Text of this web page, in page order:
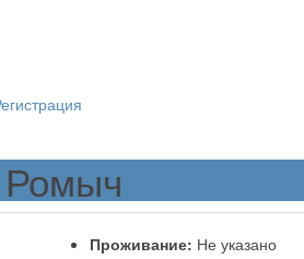
Проживание: Не указано